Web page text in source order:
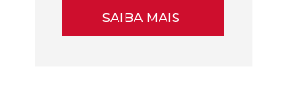
SAIBA MAIS